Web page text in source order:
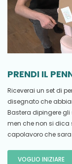
PRENDI IL
Riceverai un set di
disegnato che
Bastera dipingere
men che non si dica
capolavoro che
VOGLIO INIZIARE